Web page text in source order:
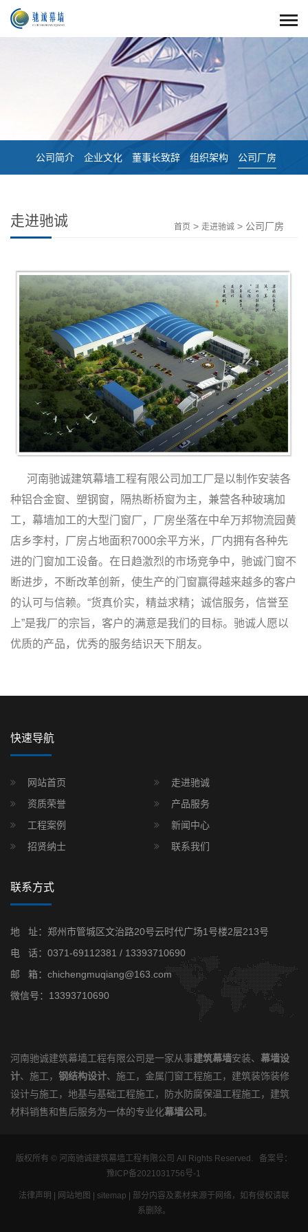
公司简介 企业文化 董事长致辞 组织架构 公司厂房
走进驰诚 首页 > 走进驰诚 > 公司厂房
河南驰诚建筑幕墙工程有限公司加工厂是以制作安装各
种铝合金窗、塑钢窗，隔热断桥窗为主，兼营各种玻璃加
工，幕墙加工的大型门窗厂，厂房坐落在中牟万邦物流园黄
店乡李村，厂房占地面积7000余平方米，厂内拥有各种先
进的门窗加工设备。在日趋激烈的市场竞争中，驰诚门窗不
断进步，不断改革创新，使生产的门窗赢得越来越多的客户
的认可与信赖。“货真价实，精益求精；诚信服务，信誉至
上”是我厂的宗旨，客户的满意是我们的目标。驰诚人愿以
优质的产品，优秀的服务结识天下朋友。
快速导航
网站首页
走进驰诚
资质荣誉
产品服务
工程案例
新闻中心
招贤纳士
联系我们
联系方式
地 址：郑州市管城区文治路20号云时代广场1号楼2层213号
电 话： 0371-69112381 / 13393710690
邮 箱：chichengmuqiang@163.com
微信号：13393710690
河南驰诚建筑幕墙工程有限公司是一家从事建筑幕墙安装、 幕墙设
计、施工， 钢结构设计、施工，金属门窗工程施工，建筑装饰装修
设计与施工，地基与基础工程施工，防水防腐保温工程施工，建筑
材料销售和售后服务为一体的专业化幕墙公司。
版权所有 © 河南驰诚建筑幕墙工程有限公司 All Rights Reserved. 备案号：
豫ICP备2021031756号-1
法律声明 网站地图 sitemap | 部分内容及素材来源于网络，如有侵权请联
系删除。